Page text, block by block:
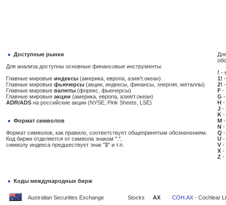
Доступные рынки
Для анализа доступны основные финансовые инструменты:
Главные мировые индексы (америка, европа, азия/т.океан)
Главные мировые фьючерсы (акции, индексы, финансы, энергия, металлы)
Главные мировые валюты (форекс, фьючерсы)
Главные мировые акции (америка, европа, азия/т.океан)
ADR/ADS на российские акции (NYSE, Pink Sheets, LSE)
Формат символов
Формат символов, как правило, соответствует общепринятым обозначениям.
Код биржи отделяется от символа знаком ".",
символу индекса предшествует знак "$" и т.п.
! -
1!
2!
F -
G
H -
J -
K -
M
N -
Q -
U -
V -
X -
Z -
Коды международных бирж
Australian Securities Exchange Stocks AX COH.AX - Cochlear